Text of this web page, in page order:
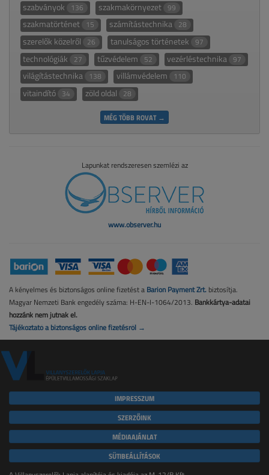
szabványok 136 szakmakörnyezet 99
szakmatörténet 15 számítástechnika 28
szerelők közelről 26 tanulságos történetek 97
technológiák 27 tűzvédelem 52 vezérléstechnika 97
világítástechnika 138 villámvédelem 110
vitaindító 34 zöld oldal 28
MÉG TÖBB ROVAT →
Lapunkat rendszeresen szemlézi az
www.observer.hu
A kényelmes és biztonságos online fizetést a Barion Payment Zrt. biztosítja.
Magyar Nemzeti Bank engedély száma: H-EN-I-1064/2013. Bankkártya-adatai
hozzánk nem jutnak el.
Tájékoztató a biztonságos online fizetésről →
IMPRESSZUM
SZERZŐINK
MÉDIAAJÁNLAT
SÜTIBEÁLLÍTÁSOK